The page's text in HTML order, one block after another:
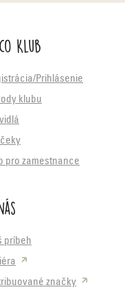
Klub
Prihlásenie
klubu
pro zamestnance
príbeh
značky